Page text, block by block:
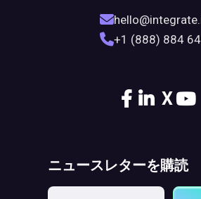
+1 (888) 884
X
ニュースレターを購読